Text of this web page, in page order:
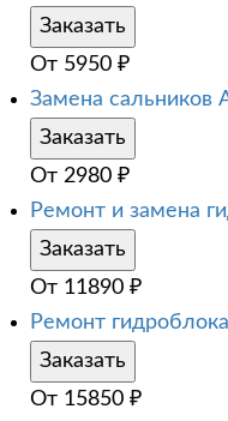
Заказать
От 5950 ₽
Замена сальников
Заказать
От 2980 ₽
Ремонт и замена
Заказать
От 11890 ₽
Ремонт гидроблока
Заказать
От 15850 ₽